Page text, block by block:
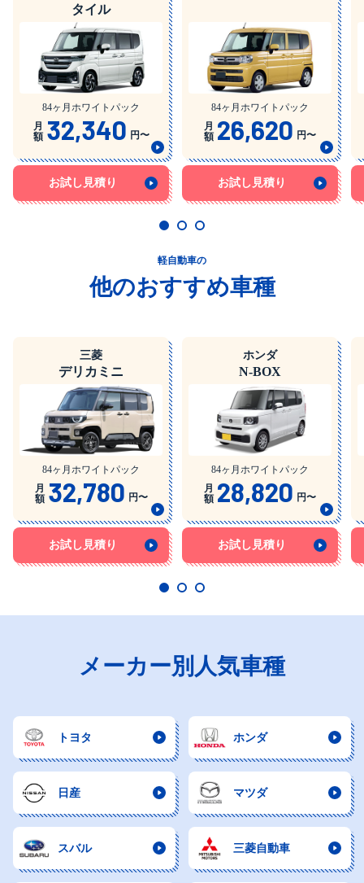
タイル
84ヶ月ホワイトパック
月
額 32,340 円〜
お試し見積り
84ヶ月ホワイトパック
月
額 26,620 円〜
お試し見積り
軽自動車の
他のおすすめ車種
三菱
デリカミニ
84ヶ月ホワイトパック
月
額 32,780 円〜
お試し見積り
ホンダ
N-BOX
84ヶ月ホワイトパック
月
額 28,820 円〜
お試し見積り
メーカー別人気車種
トヨタ ホンダ
日産 マツダ
スバル 三菱自動車